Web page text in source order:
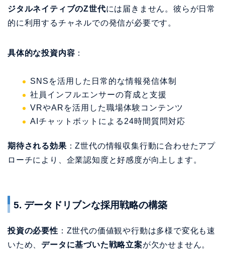
ジタルネイティブのZ世代には届きません。彼らが日常
的に利用するチャネルでの発信が必要です。
具体的な投資内容 ：
SNSを活用した日常的な情報発信体制
社員インフルエンサーの育成と支援
VRやARを活用した職場体験コンテンツ
AIチャットボットによる24時間質問対応
期待される効果 ：Z世代の情報収集行動に合わせたアプ
ローチにより、企業認知度と好感度が向上します。
5. データドリブンな採用戦略の構築
投資の必要性 ：Z世代の価値観や行動は多様で変化も速
いため、 データに基づいた戦略立案が欠かせません。